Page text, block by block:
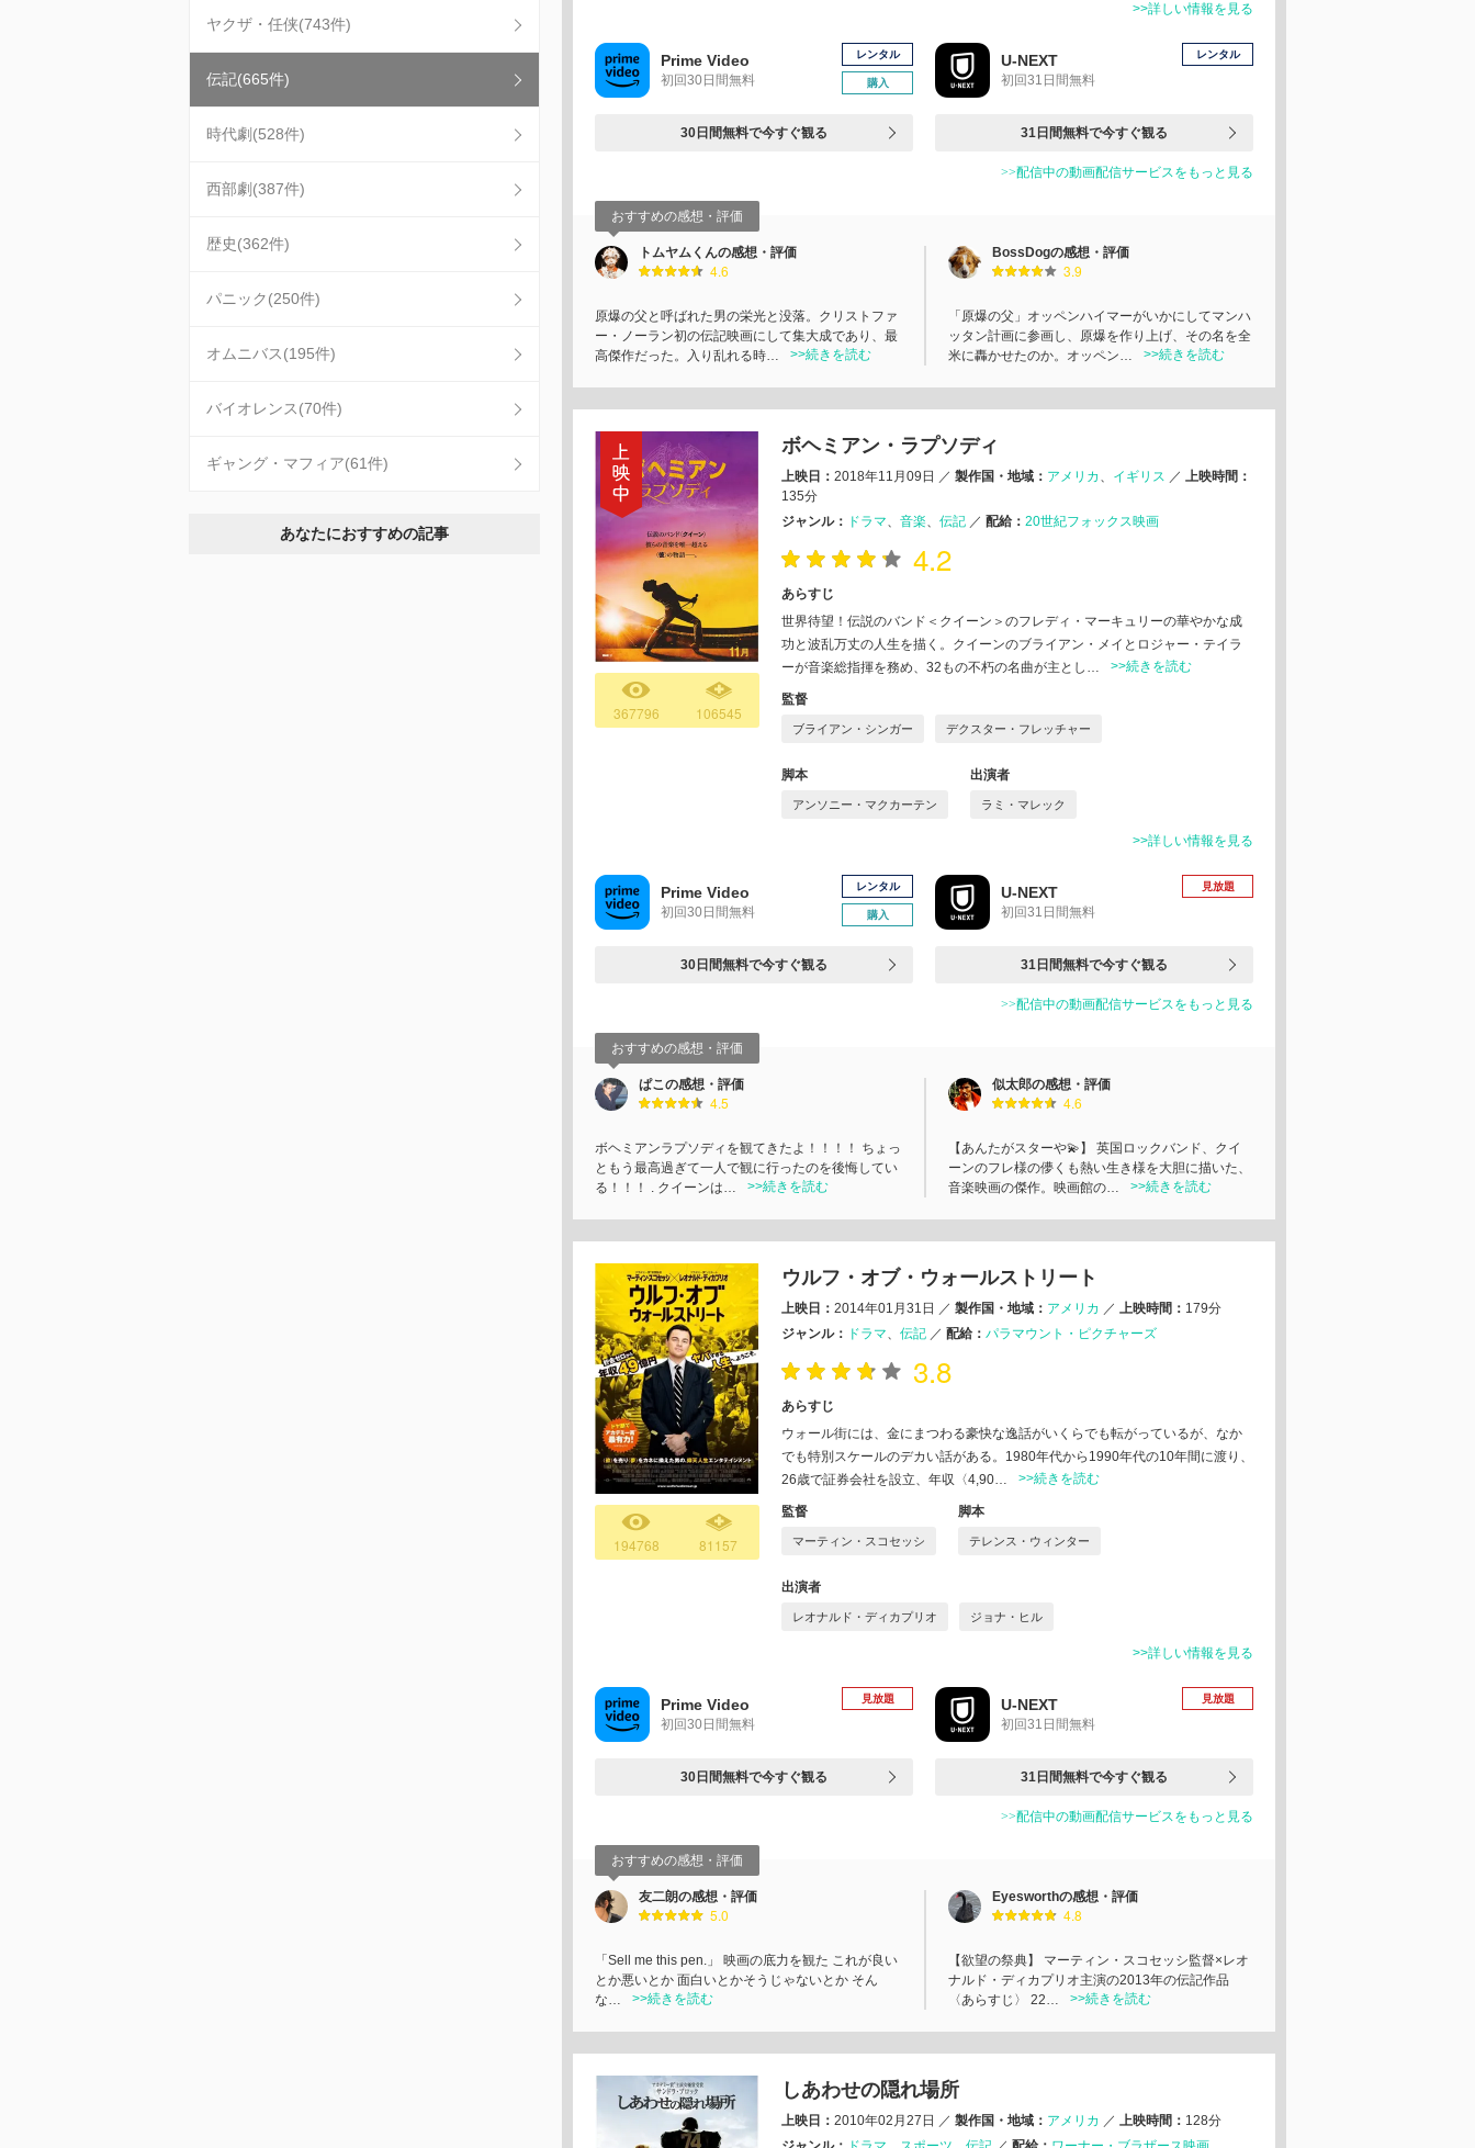
ヤクザ・任侠(743件)
伝記(665件)
時代劇(528件)
西部劇(387件)
歴史(362件)
パニック(250件)
オムニバス(195件)
バイオレンス(70件)
ギャング・マフィア(61件)
あなたにおすすめの記事
>>詳しい情報を見る
Prime Video
初回30日間無料
レンタル
購入
30日間無料で今すぐ観る
U-NEXT
初回31日間無料
レンタル
31日間無料で今すぐ観る
>>配信中の動画配信サービスをもっと見る
おすすめの感想・評価
トムヤムくんの感想・評価
4.6
原爆の父と呼ばれた男の栄光と没落。クリストファ
ー・ノーラン初の伝記映画にして集大成であり、最
高傑作だった。入り乱れる時…
>>続きを読む
BossDogの感想・評価
3.9
「原爆の父」オッペンハイマーがいかにしてマンハ
ッタン計画に参画し、原爆を作り上げ、その名を全
米に轟かせたのか。オッペン…
>>続きを読む
367796 106545
ボヘミアン・ラプソディ
上映日： 2018年11月09日 ／ 製作国・地域： アメリカ イギリス ／ 上映時間：
135分
ジャンル： ドラマ 音楽 伝記 ／ 配給： 20世紀フォックス映画
4.2
あらすじ
世界待望！伝説のバンド＜クイーン＞のフレディ・マーキュリーの華やかな成
功と波乱万丈の人生を描く。クイーンのブライアン・メイとロジャー・テイラ
ーが音楽総指揮を務め、32もの不朽の名曲が主とし…
>>続きを読む
監督
ブライアン・シンガー デクスター・フレッチャー
脚本
アンソニー・マクカーテン
出演者
ラミ・マレック
>>詳しい情報を見る
Prime Video
初回30日間無料
レンタル
購入
30日間無料で今すぐ観る
U-NEXT
初回31日間無料
見放題
31日間無料で今すぐ観る
>>配信中の動画配信サービスをもっと見る
おすすめの感想・評価
ぱこの感想・評価
4.5
ボヘミアンラプソディを観てきたよ！！！！ ちょっ
ともう最高過ぎて一人で観に行ったのを後悔してい
る！！！ . クイーンは…
>>続きを読む
似太郎の感想・評価
4.6
【あんたがスターや💫】 英国ロックバンド、クイ
ーンのフレ様の儚くも熱い生き様を大胆に描いた、
音楽映画の傑作。映画館の…
>>続きを読む
194768 81157
ウルフ・オブ・ウォールストリート
上映日： 2014年01月31日 ／ 製作国・地域： アメリカ ／ 上映時間： 179分
ジャンル： ドラマ 伝記 ／ 配給： パラマウント・ピクチャーズ
3.8
あらすじ
ウォール街には、金にまつわる豪快な逸話がいくらでも転がっているが、なか
でも特別スケールのデカい話がある。1980年代から1990年代の10年間に渡り、
26歳で証券会社を設立、年収〈4,90…
>>続きを読む
監督
マーティン・スコセッシ
脚本
テレンス・ウィンター
出演者
レオナルド・ディカプリオ ジョナ・ヒル
>>詳しい情報を見る
Prime Video
初回30日間無料
見放題
30日間無料で今すぐ観る
U-NEXT
初回31日間無料
見放題
31日間無料で今すぐ観る
>>配信中の動画配信サービスをもっと見る
おすすめの感想・評価
友二朗の感想・評価
5.0
「Sell me this pen.」 映画の底力を観た これが良い
とか悪いとか 面白いとかそうじゃないとか そん
な…
>>続きを読む
Eyesworthの感想・評価
4.8
【欲望の祭典】 マーティン・スコセッシ監督×レオ
ナルド・ディカプリオ主演の2013年の伝記作品
〈あらすじ〉 22…
>>続きを読む
しあわせの隠れ場所
上映日： 2010年02月27日 ／ 製作国・地域： アメリカ ／ 上映時間： 128分